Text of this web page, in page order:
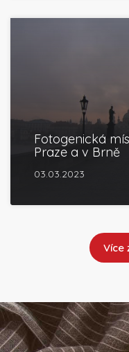
Fotogenická
Praze a v Brně
03.03.2023
Více